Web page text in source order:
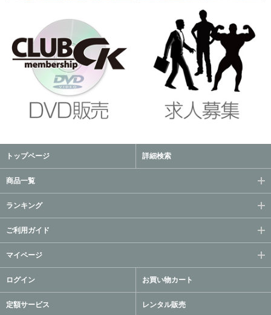
トップページ 詳細検索
商品一覧
ランキング
ご利用ガイド
マイページ
ログイン お買い物カート
定額サービス レンタル販売